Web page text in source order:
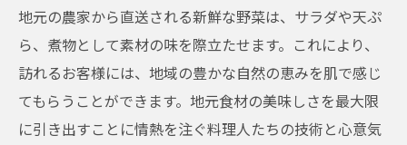
地元の農家から直送される新鮮な野菜は、サラダや天ぷ
ら、煮物として素材の味を際立たせます。これにより、
訪れるお客様には、地域の豊かな自然の恵みを肌で感じ
てもらうことができます。地元食材の美味しさを最大限
に引き出すことに情熱を注ぐ料理人たちの技術と心意気